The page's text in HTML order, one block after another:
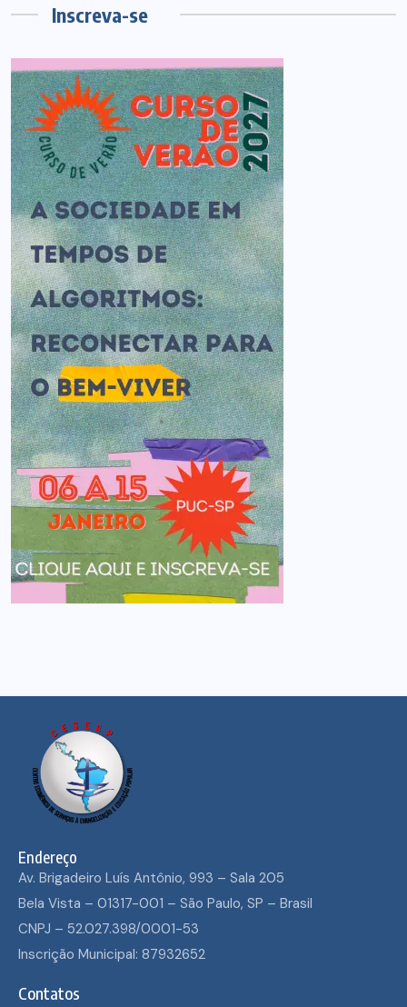
Inscreva-se
Endereço
Av. Brigadeiro Luís Antônio, 993 – Sala 205
Bela Vista – 01317-001 – São Paulo, SP – Brasil
CNPJ – 52.027.398/0001-53
Inscrição Municipal: 87932652
Contatos